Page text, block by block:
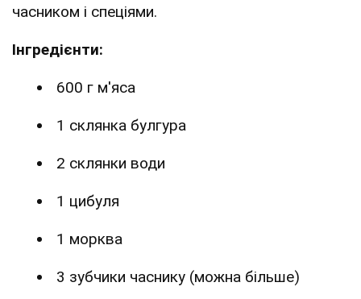
часником і спеціями.
Інгредієнти:
600 г м'яса
1 склянка булгура
2 склянки води
1 цибуля
1 морква
3 зубчики часнику (можна більше)